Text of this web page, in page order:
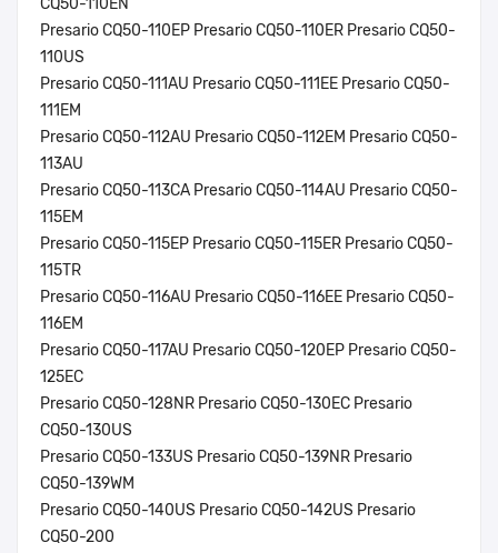
CQ50-110EN
Presario CQ50-110EP Presario CQ50-110ER Presario CQ50-
110US
Presario CQ50-111AU Presario CQ50-111EE Presario CQ50-
111EM
Presario CQ50-112AU Presario CQ50-112EM Presario CQ50-
113AU
Presario CQ50-113CA Presario CQ50-114AU Presario CQ50-
115EM
Presario CQ50-115EP Presario CQ50-115ER Presario CQ50-
115TR
Presario CQ50-116AU Presario CQ50-116EE Presario CQ50-
116EM
Presario CQ50-117AU Presario CQ50-120EP Presario CQ50-
125EC
Presario CQ50-128NR Presario CQ50-130EC Presario
CQ50-130US
Presario CQ50-133US Presario CQ50-139NR Presario
CQ50-139WM
Presario CQ50-140US Presario CQ50-142US Presario
CQ50-200